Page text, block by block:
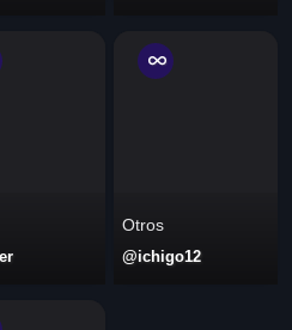
Otros
@ichigo12